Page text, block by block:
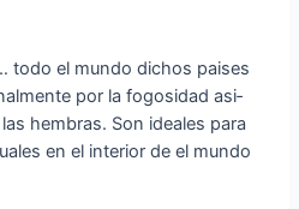
todo el mundo dichos paises
por la fogosidad asi­
hembras. Son ideales para
en el interior de el mundo